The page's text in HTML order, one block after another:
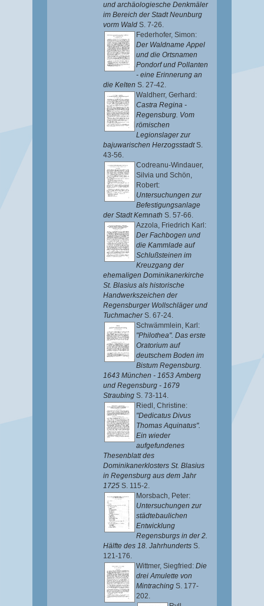
und archäologiesche Denkmäler
im Bereich der Stadt Neunburg
vorm Wald S. 7-26.
Federhofer, Simon:
Der Waldname Appel
und die Ortsnamen
Pondorf und Pollanten
- eine Erinnerung an
die Kelten S. 27-42.
Waldherr, Gerhard :
Castra Regina -
Regensburg. Vom
römischen
Legionslager zur
bajuwarischen HerzogsstadtS.
43-56.
Codreanu-Windauer,
Silvia und Schön,
Robert:
Untersuchungen zur
Befestigungsanlage
der Stadt Kemnath S. 57-66.
Azzola, Friedrich Karl :
Der Fachbogen und
die Kammlade auf
Schlußsteinen im
Kreuzgang der
ehemaligen Dominikanerkirche
St. Blasius als historische
Handwerkszeichen der
Regensburger Wollschläger und
TuchmacherS. 67-24.
Schwämmlein, Karl :
"Philothea". Das erste
Oratorium auf
deutschem Boden im
Bistum Regensburg.
1643 München - 1653 Amberg
und Regensburg - 1679
Straubing S. 73-114.
Riedl, Christine:
"Dedicatus Divus
Thomas Aquinatus".
Ein wieder
aufgefundenes
Thesenblatt des
Dominikanerklosters St. Blasius
in Regensburg aus dem Jahr
1725 S. 115-2.
Morsbach, Peter:
Untersuchungen zur
städtebaulichen
Entwicklung
Regensburgs in der 2.
Hälfte des 18. Jahrhunderts S.
121-176.
Wittmer, Siegfried : Die
drei Amulette von
Mintraching S. 177-
202.